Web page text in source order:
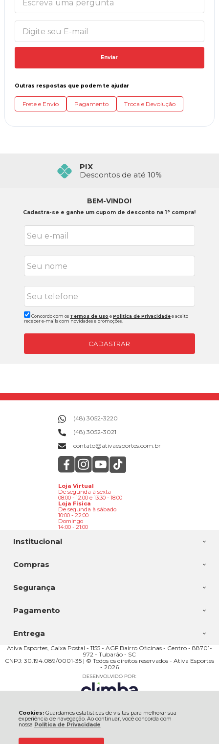
Cookies: Guardamos estatísticas de visitas para melhorar sua
experiência de navegação. Ao continuar, você concorda com
nossa Política de Privacidade
Enviar
Outras respostas que podem te ajudar
Frete e Envio Pagamento Troca e Devolução
PIX
Descontos de até 10%
FRETE GRÁTIS ACIMA 399,90
Confira o Regulamento
BEM-VINDO!
Cadastra-se e ganhe um cupom de desconto na 1° compra!
Concordo com os Termos de uso ePolitica de Privacidadee aceito
receber e-mails com novidades e promoções.
CADASTRAR
Institucional
Compras
(48) 3052-3220
(48) 3052-3021
contato@ativaesportes.com.br
Loja Virtual
De segunda à sexta
08:00 - 12:00 e 13:30 - 18:00
Loja Física
De segunda à sábado
10:00 - 22:00
Domingo
14:00 - 21:00
Segurança
Pagamento
Entrega
Ativa Esportes, Caixa Postal - 1155 - AGF Bairro Oficinas - Centro - 88701-
972 - Tubarão - SC
CNPJ: 30.194.089/0001-35 | © Todos os direitos reservados - Ativa Esportes
- 2026